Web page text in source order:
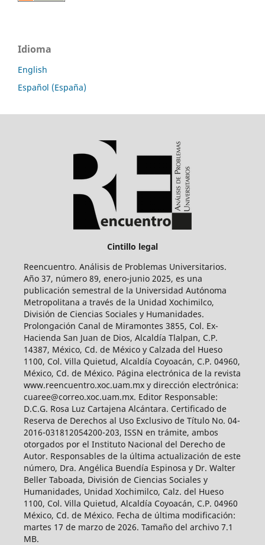
Idioma
English
Español (España)
Cintillo legal
Reencuentro. Análisis de Problemas Universitarios.
Año 37, número 89, enero-junio 2025, es una
publicación semestral de la Universidad Autónoma
Metropolitana a través de la Unidad Xochimilco,
División de Ciencias Sociales y Humanidades.
Prolongación Canal de Miramontes 3855, Col. Ex-
Hacienda San Juan de Dios, Alcaldía Tlalpan, C.P.
14387, México, Cd. de México y Calzada del Hueso
1100, Col. Villa Quietud, Alcaldía Coyoacán, C.P. 04960,
México, Cd. de México. Página electrónica de la revista
www.reencuentro.xoc.uam.mx y dirección electrónica:
cuaree@correo.xoc.uam.mx. Editor Responsable:
D.C.G. Rosa Luz Cartajena Alcántara. Certificado de
Reserva de Derechos al Uso Exclusivo de Título No. 04-
2016-031812054200-203, ISSN en trámite, ambos
otorgados por el Instituto Nacional del Derecho de
Autor. Responsables de la última actualización de este
número, Dra. Angélica Buendía Espinosa y Dr. Walter
Beller Taboada, División de Ciencias Sociales y
Humanidades, Unidad Xochimilco, Calz. del Hueso
1100, Col. Villa Quietud, Alcaldía Coyoacán, C.P. 04960
México, Cd. de México. Fecha de última modificación:
martes 17 de marzo de 2026. Tamaño del archivo 7.1
MB.